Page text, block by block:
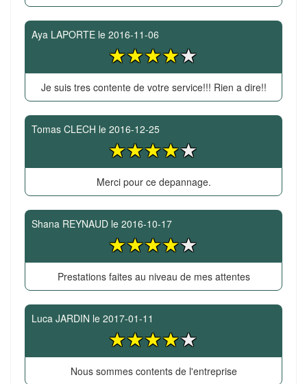
Aya LAPORTE le 2016-11-06
Je suis tres contente de votre service!!! Rien a dire!!
Tomas CLECH le 2016-12-25
Merci pour ce depannage.
Shana REYNAUD le 2016-10-17
Prestations faites au niveau de mes attentes
Luca JARDIN le 2017-01-11
Nous sommes contents de l'entreprise